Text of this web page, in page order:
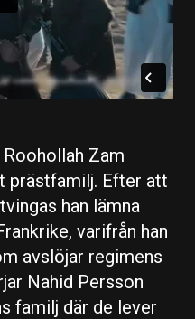
Zam
prästfamilj. Efter att
han lämna
varifrån han
avslöjar regimens
Nahid Persson
familj där de lever